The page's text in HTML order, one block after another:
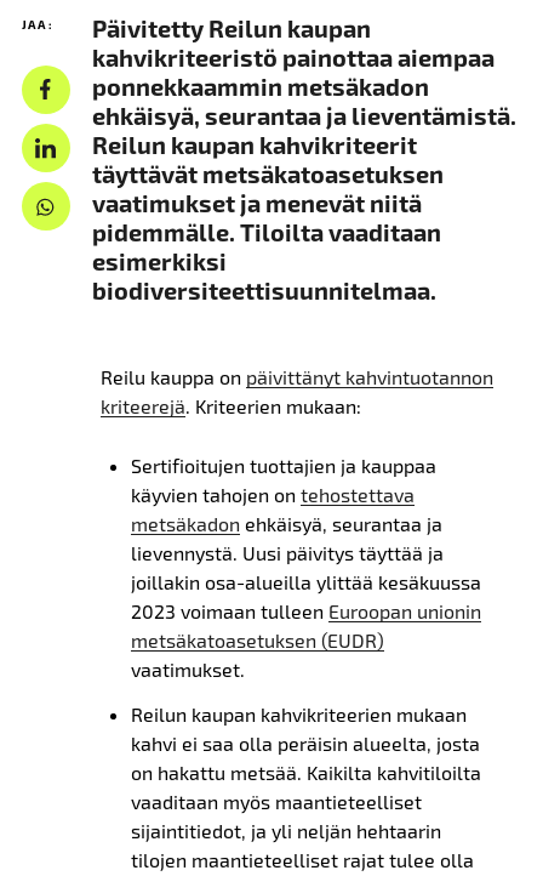
JAA:
Päivitetty Reilun kaupan
kahvikriteeristö painottaa aiempaa
ponnekkaammin metsäkadon
ehkäisyä, seurantaa ja lieventämistä.
Reilun kaupan kahvikriteerit
täyttävät metsäkatoasetuksen
vaatimukset ja menevät niitä
pidemmälle. Tiloilta vaaditaan
esimerkiksi
biodiversiteettisuunnitelmaa.
Reilu kauppa on päivittänyt kahvintuotannon
kriteerejä. Kriteerien mukaan:
Sertifioitujen tuottajien ja kauppaa
käyvien tahojen on tehostettava
metsäkadon ehkäisyä, seurantaa ja
lievennystä. Uusi päivitys täyttää ja
joillakin osa-alueilla ylittää kesäkuussa
2023 voimaan tulleen Euroopan unionin
metsäkatoasetuksen (EUDR)
vaatimukset.
Reilun kaupan kahvikriteerien mukaan
kahvi ei saa olla peräisin alueelta, josta
on hakattu metsää. Kaikilta kahvitiloilta
vaaditaan myös maantieteelliset
sijaintitiedot, ja yli neljän hehtaarin
tilojen maantieteelliset rajat tulee olla